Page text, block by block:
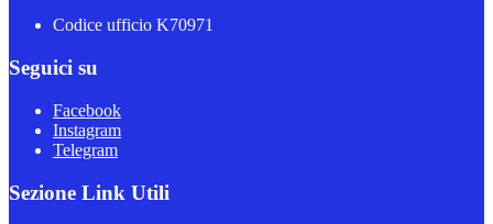
Codice ufficio K70971
Seguici su
Facebook
Instagram
Telegram
Sezione Link Utili